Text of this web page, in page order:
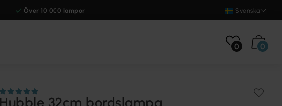
Över 10 000 lampor Svenska
0 0
Hubble 32cm bordslampa